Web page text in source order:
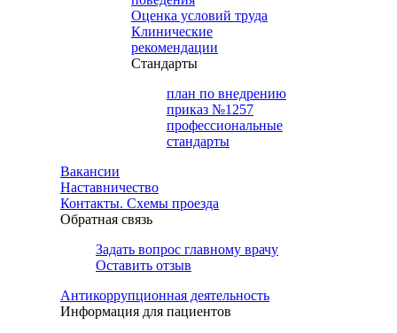
Оценка условий труда
Клинические
рекомендации
Cтандарты
план по внедрению
приказ №1257
профессиональные
стандарты
Вакансии
Наставничество
Контакты. Схемы проезда
Обратная связь
Задать вопрос главному врачу
Оставить отзыв
Антикоррупционная деятельность
Информация для пациентов